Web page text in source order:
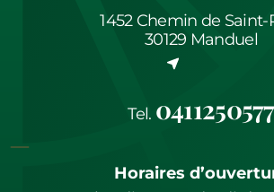
1452 Chemin de Saint-
30129 Manduel
Tel. 0411250577
Horaires